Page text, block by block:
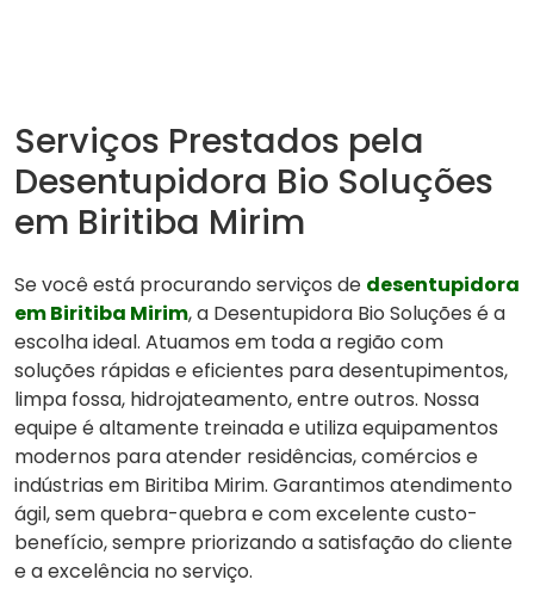
Serviços Prestados pela
Desentupidora Bio Soluções
em Biritiba Mirim
Se você está procurando serviços de desentupidora
em Biritiba Mirim, a Desentupidora Bio Soluções é a
escolha ideal. Atuamos em toda a região com
soluções rápidas e eficientes para desentupimentos,
limpa fossa, hidrojateamento, entre outros. Nossa
equipe é altamente treinada e utiliza equipamentos
modernos para atender residências, comércios e
indústrias em Biritiba Mirim. Garantimos atendimento
ágil, sem quebra-quebra e com excelente custo-
benefício, sempre priorizando a satisfação do cliente
e a excelência no serviço.